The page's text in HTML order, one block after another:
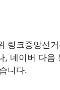
링크중앙선
, 네이버 다음
니다.